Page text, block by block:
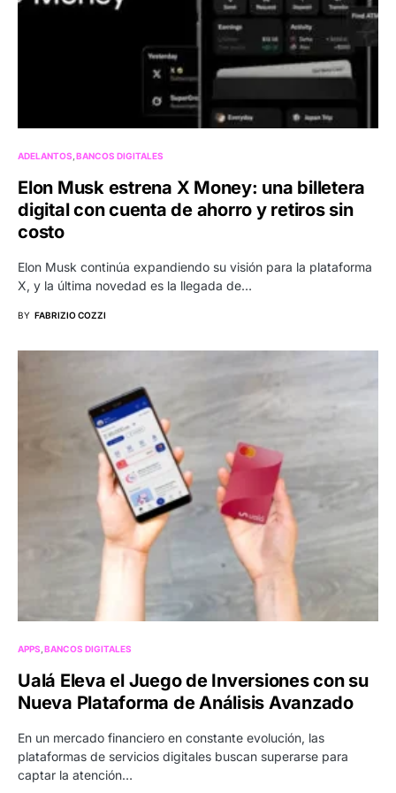
ADELANTOS BANCOS DIGITALES
Elon Musk estrena X Money: una billetera
digital con cuenta de ahorro y retiros sin
costo
Elon Musk continúa expandiendo su visión para la plataforma
X, y la última novedad es la llegada de…
BY FABRIZIO COZZI
APPS BANCOS DIGITALES
Ualá Eleva el Juego de Inversiones con su
Nueva Plataforma de Análisis Avanzado
En un mercado financiero en constante evolución, las
plataformas de servicios digitales buscan superarse para
captar la atención…